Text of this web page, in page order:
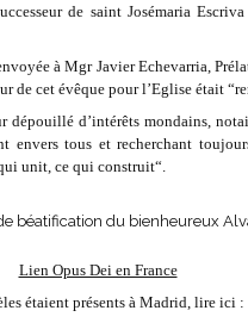
de saint Josémaria
à Mgr Javier Echevarria,
de cet évêque pour l’Eglise était
dépouillé d’intérêts mondains,
envers tous et recherchant
unit, ce qui construit“.
béatification du bienheureux
Lien Opus Dei en France
étaient présents à Madrid, lire ici